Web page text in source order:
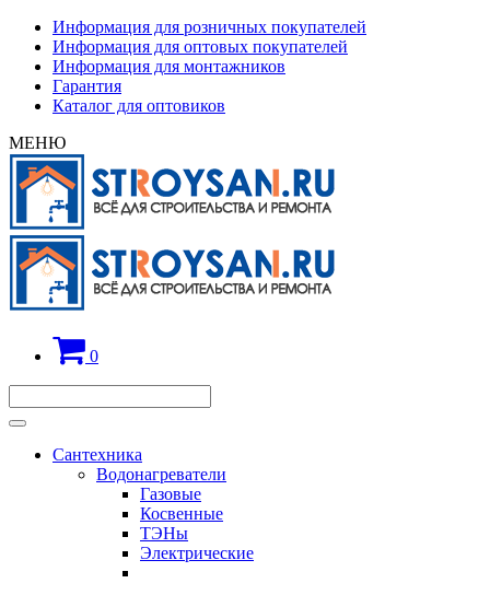
Информация для розничных покупателей
Информация для оптовых покупателей
Информация для монтажников
Гарантия
Каталог для оптовиков
МЕНЮ
0
Сантехника
Водонагреватели
Газовые
Косвенные
ТЭНы
Электрические